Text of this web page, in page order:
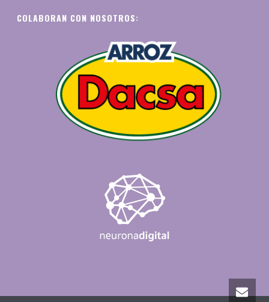
COLABORAN CON NOSOTROS: